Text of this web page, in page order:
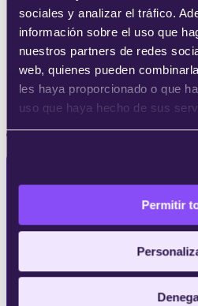
sociales y analizar el tráfico.
información sobre el uso que
nuestros partners de redes
web, quienes pueden
les haya proporcionado o que
uso que haya hecho de sus
Permitir
Google Adwords Certification
Microsoft certified: Azure AI
¿Buscas alguna de
información